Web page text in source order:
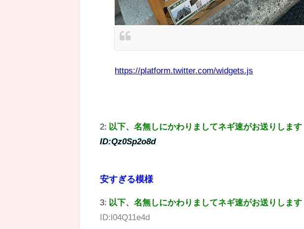
https://platform.twitter.com/widgets.js
2: 以下、名無しにかわりましてネギ速がお送りします
ID:Qz0Sp2o8d
安すぎる模様
3: 以下、名無しにかわりましてネギ速がお送りします
ID:l04Q11e4d